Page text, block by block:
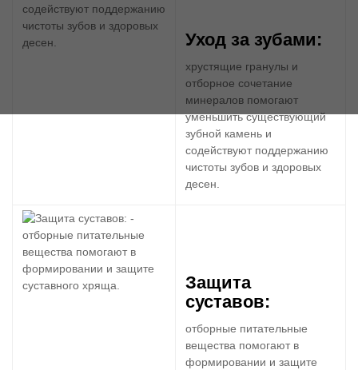
Уход за зубами:
хрустящие гранулы и
отборное сочетание
минералов помогают
уменьшить существующий
зубной камень и
содействуют поддержанию
чистоты зубов и здоровых
десен.
Защита
суставов:
отборные питательные
вещества помогают в
формировании и защите